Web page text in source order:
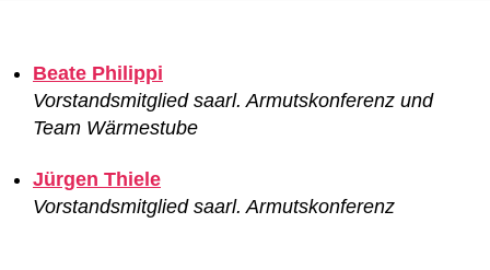
Beate Philippi
Vorstandsmitglied saarl. Armutskonferenz und
Team Wärmestube
Jürgen Thiele
Vorstandsmitglied saarl. Armutskonferenz